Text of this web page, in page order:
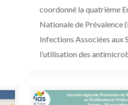
coordonné la quatrième
Nationale de Prévalence
Infections Associées aux
l’utilisation des